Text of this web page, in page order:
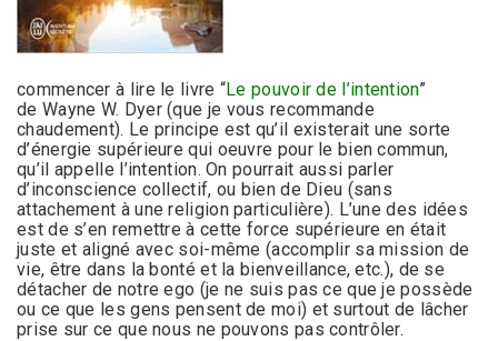
commencer à lire le livre “Le pouvoir de l’intention”
de Wayne W. Dyer (que je vous recommande
chaudement). Le principe est qu’il existerait une sorte
d’énergie supérieure qui oeuvre pour le bien commun,
qu’il appelle l’intention. On pourrait aussi parler
d’inconscience collectif, ou bien de Dieu (sans
attachement à une religion particulière). L’une des idées
est de s’en remettre à cette force supérieure en était
juste et aligné avec soi-même (accomplir sa mission de
vie, être dans la bonté et la bienveillance, etc.), de se
détacher de notre ego (je ne suis pas ce que je possède
ou ce que les gens pensent de moi) et surtout de lâcher
prise sur ce que nous ne pouvons pas contrôler.